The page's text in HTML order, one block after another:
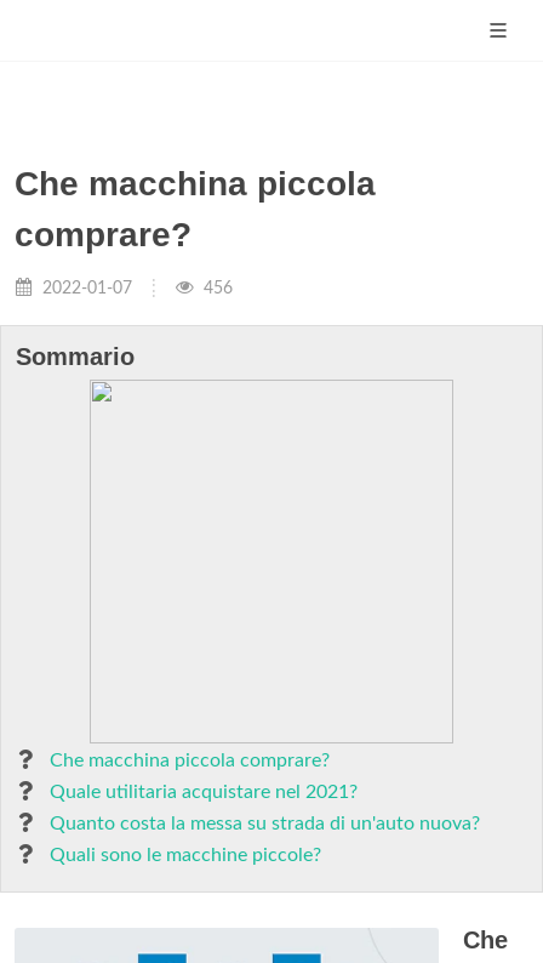
Che macchina piccola
comprare?
2022-01-07 456
Sommario
Che macchina piccola comprare?
Quale utilitaria acquistare nel 2021?
Quanto costa la messa su strada di un'auto nuova?
Quali sono le macchine piccole?
Che